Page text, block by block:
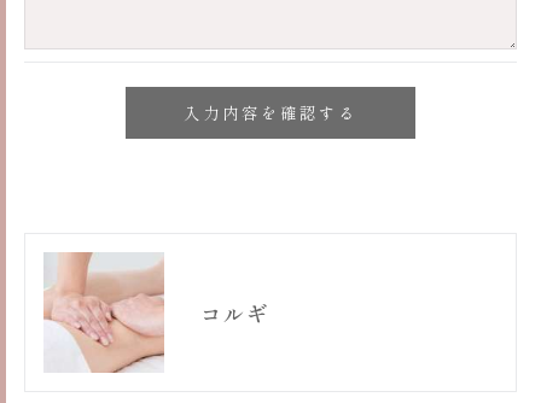
＜個人情報の開示･訂正・削除･利用停止の手続につ
当社では、お客様の個人情報の開示･訂正･削除・利
個人情報の開示･訂正･削除・利用停止の具体的手続
きにつきましては、お電話でお問合せ下さい。
コルギ